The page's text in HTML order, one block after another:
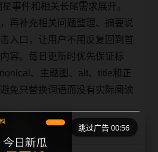
事件和相关长尾需求展开。
再补充相关问题整理、摘要说
入口，让用户不用反复回到首
容。每日更新时优先保证标
、主题图、alt、title和正
免只替换词语而没有实际阅读
跳过广告 00:55